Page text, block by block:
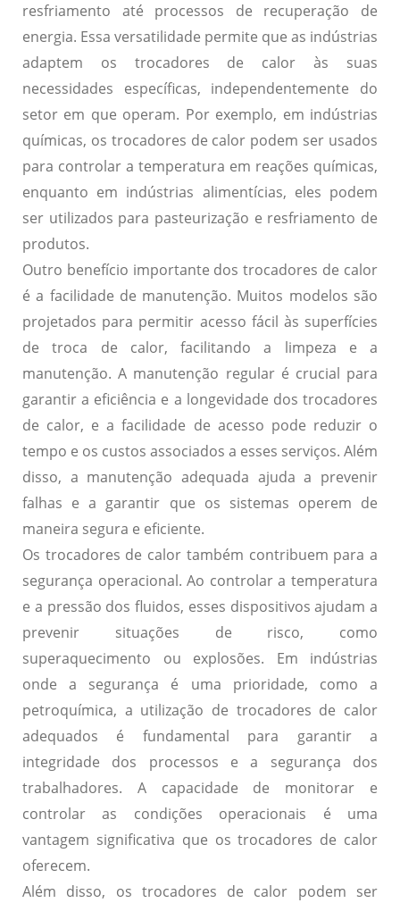
resfriamento até processos de recuperação de
energia. Essa versatilidade permite que as indústrias
adaptem os trocadores de calor às suas
necessidades específicas, independentemente do
setor em que operam. Por exemplo, em indústrias
químicas, os trocadores de calor podem ser usados
para controlar a temperatura em reações químicas,
enquanto em indústrias alimentícias, eles podem
ser utilizados para pasteurização e resfriamento de
produtos.
Outro benefício importante dos trocadores de calor
é a facilidade de manutenção. Muitos modelos são
projetados para permitir acesso fácil às superfícies
de troca de calor, facilitando a limpeza e a
manutenção. A manutenção regular é crucial para
garantir a eficiência e a longevidade dos trocadores
de calor, e a facilidade de acesso pode reduzir o
tempo e os custos associados a esses serviços. Além
disso, a manutenção adequada ajuda a prevenir
falhas e a garantir que os sistemas operem de
maneira segura e eficiente.
Os trocadores de calor também contribuem para a
segurança operacional. Ao controlar a temperatura
e a pressão dos fluidos, esses dispositivos ajudam a
prevenir situações de risco, como
superaquecimento ou explosões. Em indústrias
onde a segurança é uma prioridade, como a
petroquímica, a utilização de trocadores de calor
adequados é fundamental para garantir a
integridade dos processos e a segurança dos
trabalhadores. A capacidade de monitorar e
controlar as condições operacionais é uma
vantagem significativa que os trocadores de calor
oferecem.
Além disso, os trocadores de calor podem ser